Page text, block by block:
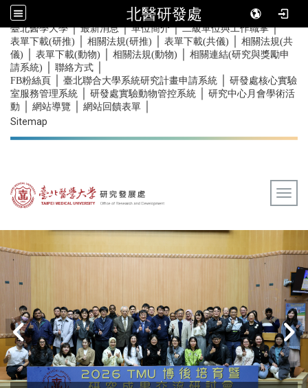
北醫研發處
::: 臺北醫學大學｜最新消息｜單位簡介｜二級單位與工作職掌｜
表單下載(研推) 相關法規(研推) 表單下載(共儀)
相關法規(共
儀)
表單下載(動物) 相關法規(動物)
相關連結(研究與獎勵申
請系統)
聯絡方式
FB粉絲頁 臺北聯合大學系統研究計畫申請系統
研發處核心實驗
室服務管理系統
研發處實驗動物管控系統
研究中心月會學術活
動
網站導覽 網站回饋表單
Sitemap